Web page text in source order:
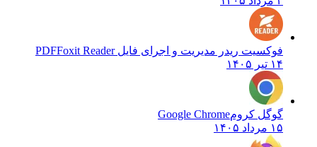
فوکسیت ریدر مدیریت و اجرای فایل PDFFoxit Reader
۱۴ تیر ۱۴۰۵
گوگل کرومGoogle Chrome
۱۵ مرداد ۱۴۰۵